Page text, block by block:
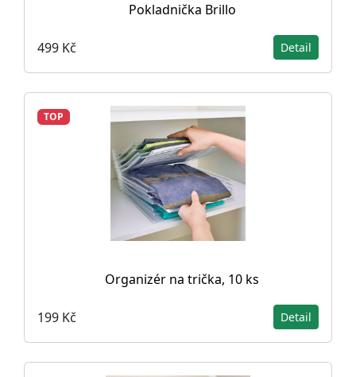
Pokladnička Brillo
499 Kč Detail
TOP
Organizér na trička, 10 ks
199 Kč Detail